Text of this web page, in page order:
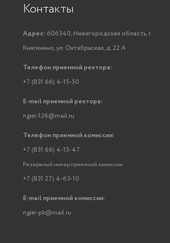
Контакты
Адрес: 606340, Нижегородская область, г.
Княгинино, ул. Октябрьская, д. 22 А
Телефон приемной ректора:
+7 (831 66) 4-15-50
E-mail приемной ректора:
ngiei-126@mail.ru
Телефон приемной комиссии:
+7 (831 66) 4-15-47
Резервный номер приемной комиссии:
+7 (831 27) 4-63-10
E-mail приемной комиссии:
ngiei-pk@mail.ru